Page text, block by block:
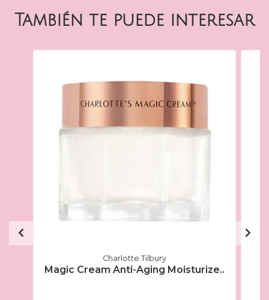
También te puede interesar
Charlotte Tilbury
Magic Cream Anti-Aging Moisturize..